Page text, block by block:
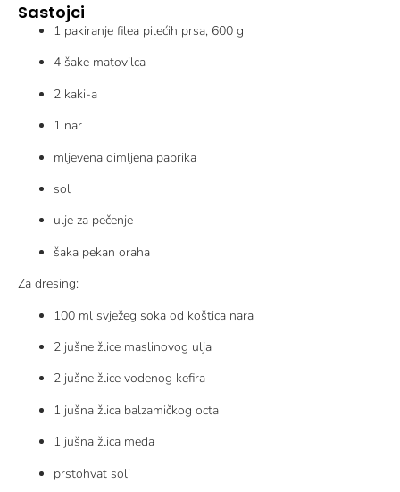
Sastojci
1 pakiranje filea pilećih prsa, 600 g
4 šake matovilca
2 kaki-a
1 nar
mljevena dimljena paprika
sol
ulje za pečenje
šaka pekan oraha
Za dresing:
100 ml svježeg soka od koštica nara
2 jušne žlice maslinovog ulja
2 jušne žlice vodenog kefira
1 jušna žlica balzamičkog octa
1 jušna žlica meda
prstohvat soli